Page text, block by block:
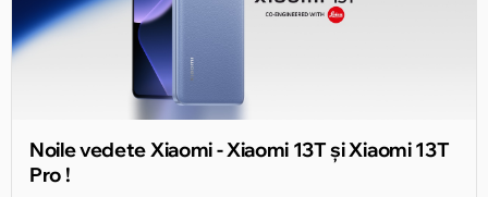
Noile vedete Xiaomi - Xiaomi 13T și Xiaomi 13T
Pro !